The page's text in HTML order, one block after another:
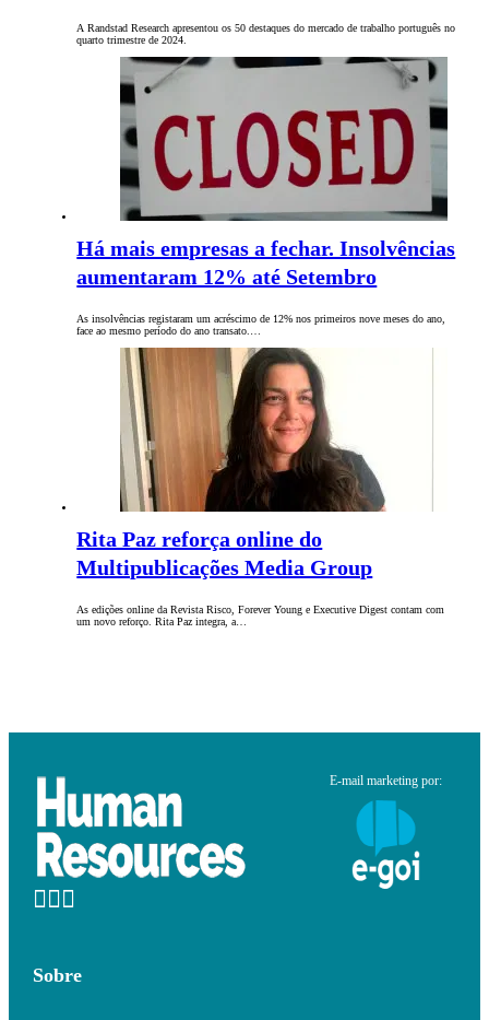
A Randstad Research apresentou os 50 destaques do mercado de trabalho português no
quarto trimestre de 2024.
Há mais empresas a fechar. Insolvências
aumentaram 12% até Setembro
As insolvências registaram um acréscimo de 12% nos primeiros nove meses do ano,
face ao mesmo período do ano transato.…
Rita Paz reforça online do
Multipublicações Media Group
As edições online da Revista Risco, Forever Young e Executive Digest contam com
um novo reforço. Rita Paz integra, a…
E-mail marketing por:
Sobre